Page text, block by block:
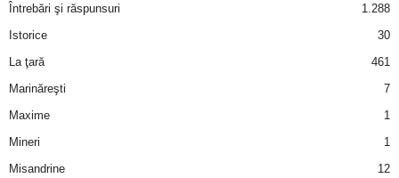
Întrebări şi răspunsuri
1.288
Istorice
30
La ţară
461
Marinăreşti
7
Maxime
1
Mineri
1
Misandrine
12